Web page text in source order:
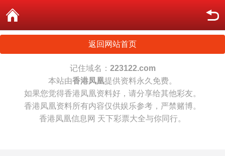
返回网站首页
记住域名： 223122.com
本站由香港凤凰提供资料永久免费。
如果您觉得香港凤凰资料好，请分享给其他彩友。
香港凤凰资料所有内容仅供娱乐参考，严禁赌博。
香港凤凰信息网 天下彩票大全与你同行。